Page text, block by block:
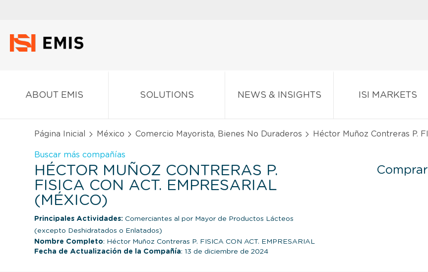
ABOUT EMIS SOLUTIONS NEWS & INSIGHTS ISI MARKETS
Página Inicial México Comercio Mayorista, Bienes No Duraderos Héctor Muñoz Contreras P.
Buscar más compañías
HÉCTOR MUÑOZ CONTRERAS P.
FISICA CON ACT. EMPRESARIAL
(MÉXICO)
Principales Actividades: Comerciantes al por Mayor de Productos Lácteos
(excepto Deshidratados o Enlatados)
Nombre Completo: Héctor Muñoz Contreras P. FISICA CON ACT. EMPRESARIAL
Fecha de Actualización de la Compañía: 13 de diciembre de 2024